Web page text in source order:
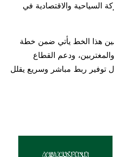
السياحية والاقتصادية في
هذا الخط يأتي ضمن خطة
ودعم القطاع
توفير ربط مباشر وسريع يقلل